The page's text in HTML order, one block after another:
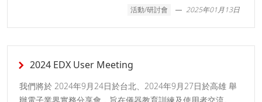
活動/研討會 2025年01月13日
2024 EDX User Meeting
我們將於 2024年9月24日於台北、2024年9月27日於高雄 舉